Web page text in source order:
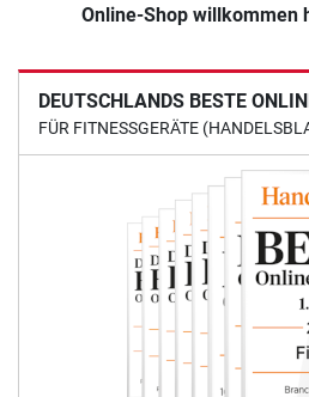
Online-Shop willkommen
DEUTSCHLANDS BESTE
FÜR FITNESSGERÄTE